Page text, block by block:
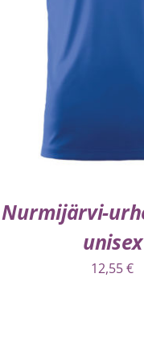
VALITSE VAIHTOEHDOISTA
Nurmijärvi-
unisex
12,55€